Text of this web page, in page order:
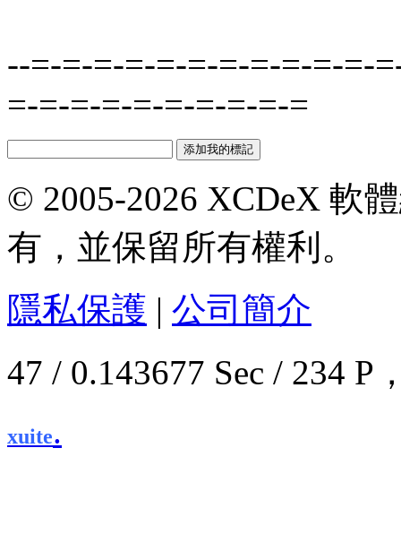
--=-=-=-=-=-=-=-=-=-=-=-
=-=-=-=-=-=-=-=-=-=
© 2005-2026 XCDeX 軟
有，並保留所有權利。
隱私保護 | 公司簡介
47 / 0.143677 Sec / 234
xuite.